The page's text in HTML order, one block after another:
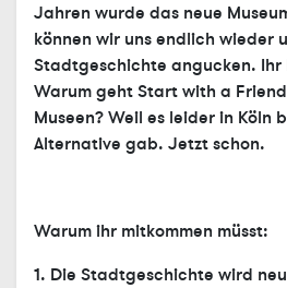
Jahren wurde das neue
können wir uns endlich wieder
Stadtgeschichte angucken.
Warum geht Start with a
Museen? Weil es leider in Köln
Alternative gab. Jetzt schon.
Warum ihr mitkommen müsst:
1. Die Stadtgeschichte wird